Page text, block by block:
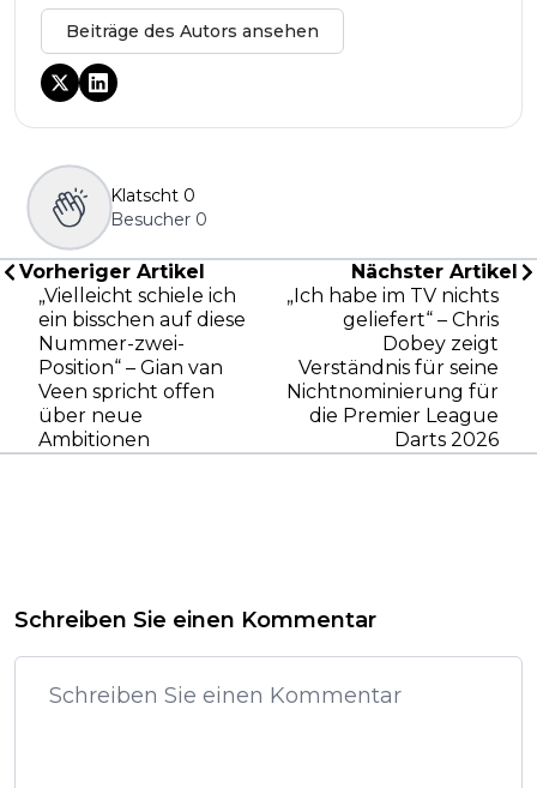
Beiträge des Autors ansehen
Klatscht 0
Besucher 0
Vorheriger Artikel
„Vielleicht schiele ich
ein bisschen auf diese
Nummer-zwei-
Position“ – Gian van
Veen spricht offen
über neue
Ambitionen
Nächster Artikel
„Ich habe im TV nichts
geliefert“ – Chris
Dobey zeigt
Verständnis für seine
Nichtnominierung für
die Premier League
Darts 2026
Schreiben Sie einen Kommentar